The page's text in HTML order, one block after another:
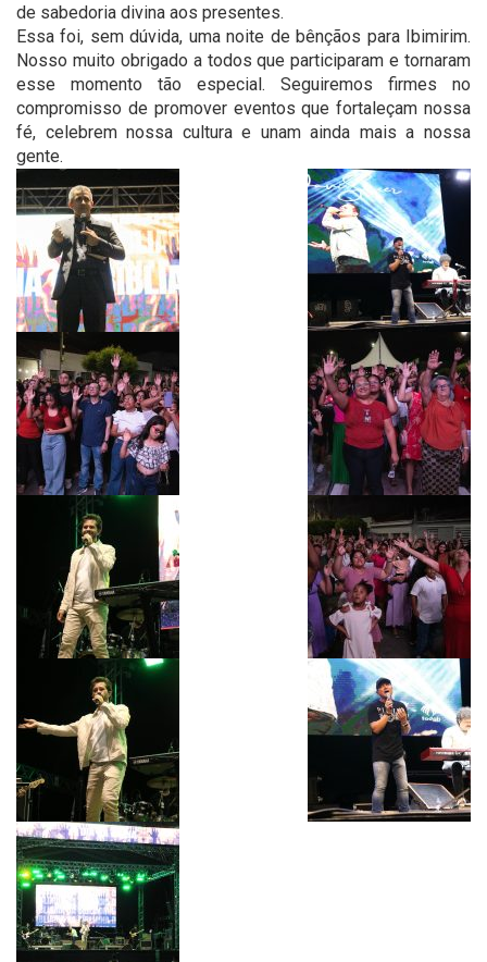
de sabedoria divina aos presentes.
Essa foi, sem dúvida, uma noite de bênçãos para Ibimirim.
Nosso muito obrigado a todos que participaram e tornaram
esse momento tão especial. Seguiremos firmes no
compromisso de promover eventos que fortaleçam nossa
fé, celebrem nossa cultura e unam ainda mais a nossa
gente.